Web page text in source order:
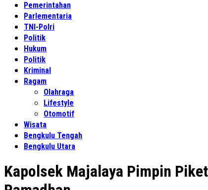
Pemerintahan
Parlementaria
TNI-Polri
Politik
Hukum
Politik
Kriminal
Ragam
Olahraga
Lifestyle
Otomotif
Wisata
Bengkulu Tengah
Bengkulu Utara
Kapolsek Majalaya Pimpin